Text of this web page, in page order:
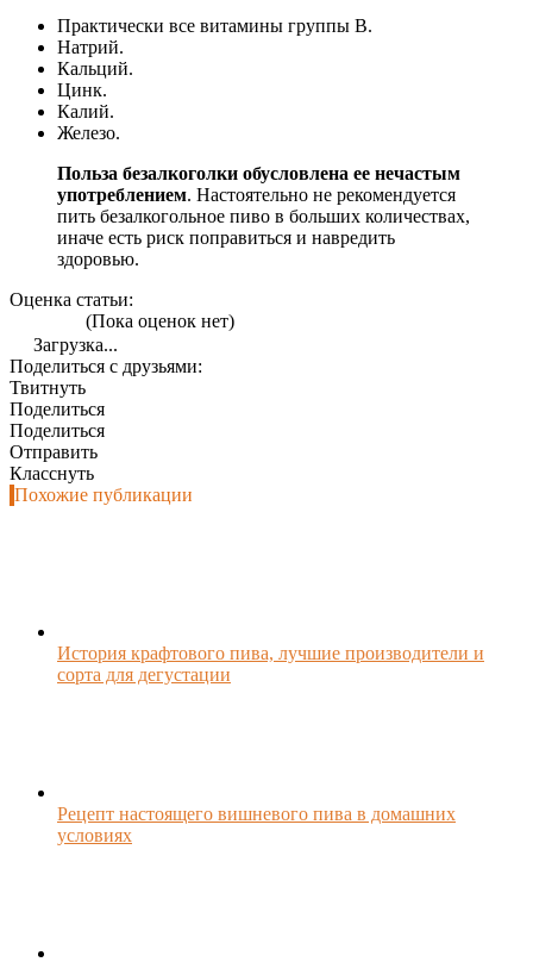
Практически все витамины группы В.
Натрий.
Кальций.
Цинк.
Калий.
Железо.
Польза безалкоголки обусловлена ее нечастым
употреблением. Настоятельно не рекомендуется
пить безалкогольное пиво в больших количествах,
иначе есть риск поправиться и навредить
здоровью.
Оценка статьи:
(Пока оценок нет)
Загрузка...
Поделиться с друзьями:
Твитнуть
Поделиться
Поделиться
Отправить
Класснуть
Похожие публикации
История крафтового пива, лучшие производители и
сорта для дегустации
Рецепт настоящего вишневого пива в домашних
условиях